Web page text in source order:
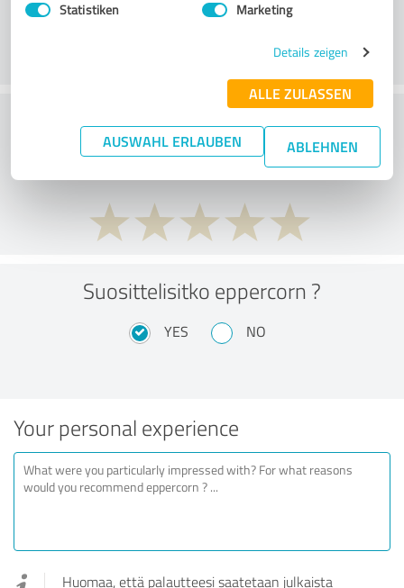
Statistiken Marketing
Details zeigen
ALLE ZULASSEN
AUSWAHL ERLAUBEN ABLEHNEN
What do you think of the price to
performance ratio?
Suosittelisitko eppercorn ?
YES NO
Your personal experience
Huomaa, että palautteesi saatetaan julkaista